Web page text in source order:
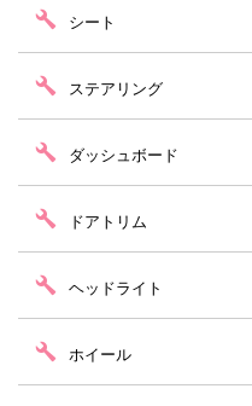
シート
ステアリング
ダッシュボード
ドアトリム
ヘッドライト
ホイール